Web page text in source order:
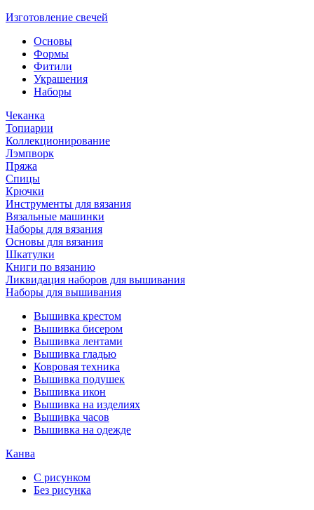
Изготовление свечей
Основы
Формы
Фитили
Украшения
Наборы
Чеканка
Топиарии
Коллекционирование
Лэмпворк
Пряжа
Спицы
Крючки
Инструменты для вязания
Вязальные машинки
Наборы для вязания
Основы для вязания
Шкатулки
Книги по вязанию
Ликвидация наборов для вышивания
Наборы для вышивания
Вышивка крестом
Вышивка бисером
Вышивка лентами
Вышивка гладью
Ковровая техника
Вышивка подушек
Вышивка икон
Вышивка на изделиях
Вышивка часов
Вышивка на одежде
Канва
С рисунком
Без рисунка